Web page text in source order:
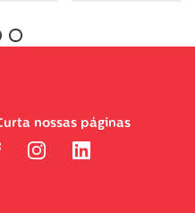
nossas páginas